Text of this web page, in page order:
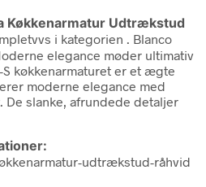
Køkkenarmatur Udtrækstud
i kategorien . Blanco
elegance møder ultimativ
køkkenarmaturet er et ægte
moderne elegance med
slanke, afrundede detaljer
udtrækstud-råhvid